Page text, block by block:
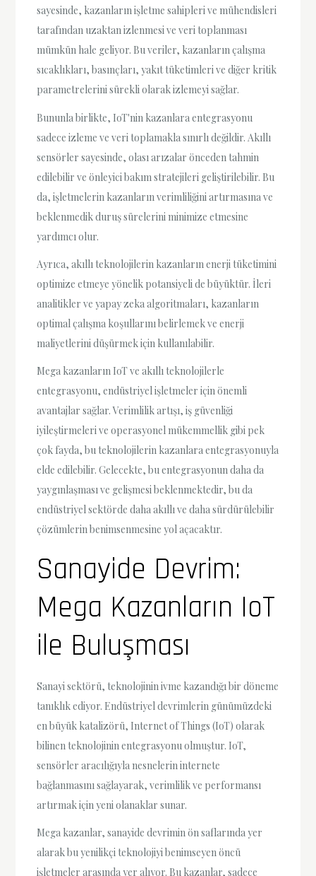
sayesinde, kazanların işletme sahipleri ve mühendisleri
tarafından uzaktan izlenmesi ve veri toplanması
mümkün hale geliyor. Bu veriler, kazanların çalışma
sıcaklıkları, basınçları, yakıt tüketimleri ve diğer kritik
parametrelerini sürekli olarak izlemeyi sağlar.
Bununla birlikte, IoT'nin kazanlara entegrasyonu
sadece izleme ve veri toplamakla sınırlı değildir. Akıllı
sensörler sayesinde, olası arızalar önceden tahmin
edilebilir ve önleyici bakım stratejileri geliştirilebilir. Bu
da, işletmelerin kazanların verimliliğini artırmasına ve
beklenmedik duruş sürelerini minimize etmesine
yardımcı olur.
Ayrıca, akıllı teknolojilerin kazanların enerji tüketimini
optimize etmeye yönelik potansiyeli de büyüktür. İleri
analitikler ve yapay zeka algoritmaları, kazanların
optimal çalışma koşullarını belirlemek ve enerji
maliyetlerini düşürmek için kullanılabilir.
Mega kazanların IoT ve akıllı teknolojilerle
entegrasyonu, endüstriyel işletmeler için önemli
avantajlar sağlar. Verimlilik artışı, iş güvenliği
iyileştirmeleri ve operasyonel mükemmellik gibi pek
çok fayda, bu teknolojilerin kazanlara entegrasyonuyla
elde edilebilir. Gelecekte, bu entegrasyonun daha da
yaygınlaşması ve gelişmesi beklenmektedir, bu da
endüstriyel sektörde daha akıllı ve daha sürdürülebilir
çözümlerin benimsenmesine yol açacaktır.
Sanayide Devrim:
Mega Kazanların IoT
ile Buluşması
Sanayi sektörü, teknolojinin ivme kazandığı bir döneme
tanıklık ediyor. Endüstriyel devrimlerin günümüzdeki
en büyük katalizörü, Internet of Things (IoT) olarak
bilinen teknolojinin entegrasyonu olmuştur. IoT,
sensörler aracılığıyla nesnelerin internete
bağlanmasını sağlayarak, verimlilik ve performansı
artırmak için yeni olanaklar sunar.
Mega kazanlar, sanayide devrimin ön saflarında yer
alarak bu yenilikçi teknolojiyi benimseyen öncü
işletmeler arasında yer alıyor. Bu kazanlar, sadece